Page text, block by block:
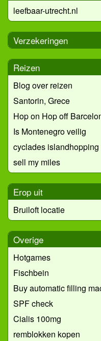
leefbaar-utrecht.nl
Verzekeringen
Reizen
Blog over reizen
Santorin, Grece
Hop on Hop off
Is Montenegro veilig
cyclades islandhopping
sell my miles
Erop uit
Bruiloft locatie
Overige
Hotgames
Fischbein
Buy automatic filling
SPF check
Cialis 100mg
remblokken kopen